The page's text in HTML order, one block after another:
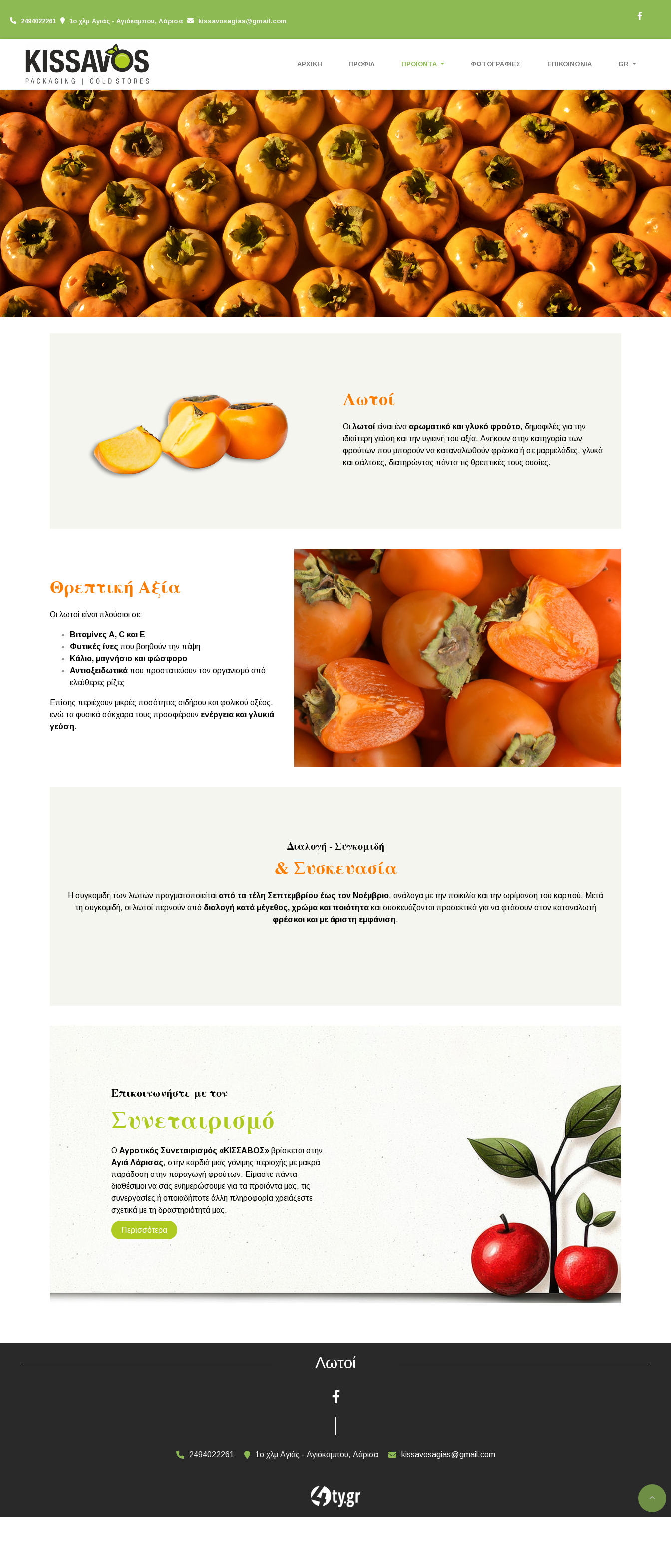
2494022261 1ο χλμ Αγιάς - Αγιόκαμπου, Λάρισα kissavosagias@gmail.com
ΑΡΧΙΚΉ ΠΡΟΦΊΛ ΠΡΟΪΌΝΤΑ ΦΩΤΟΓΡΑΦΊΕΣ ΕΠΙΚΟΙΝΩΝΊΑ GR
Λωτοί
Οι λωτοί είναι ένα αρωματικό και γλυκό φρούτο, δημοφιλές για την
ιδιαίτερη γεύση και την υγιεινή του αξία. Ανήκουν στην κατηγορία των
φρούτων που μπορούν να καταναλωθούν φρέσκα ή σε μαρμελάδες, γλυκά
και σάλτσες, διατηρώντας πάντα τις θρεπτικές τους ουσίες.
Θρεπτική Αξία
Οι λωτοί είναι πλούσιοι σε:
Βιταμίνες A, C και E
Φυτικές ίνες που βοηθούν την πέψη
Κάλιο, μαγνήσιο και φώσφορο
Αντιοξειδωτικά που προστατεύουν τον οργανισμό από
ελεύθερες ρίζες
Επίσης περιέχουν μικρές ποσότητες σιδήρου και φολικού οξέος,
ενώ τα φυσικά σάκχαρα τους προσφέρουν ενέργεια και γλυκιά
γεύση.
Διαλογή - Συγκομιδή
& Συσκευασία
Η συγκομιδή των λωτών πραγματοποιείται από τα τέλη Σεπτεμβρίου έως τον Νοέμβριο, ανάλογα με την ποικιλία και την ωρίμανση του καρπού. Μετά
τη συγκομιδή, οι λωτοί περνούν από διαλογή κατά μέγεθος, χρώμα και ποιότητακαι συσκευάζονται προσεκτικά για να φτάσουν στον καταναλωτή
φρέσκοι και με άριστη εμφάνιση.
Επικοινωνήστε με τον
Συνεταιρισμό
Ο Αγροτικός Συνεταιρισμός «ΚΙΣΣΑΒΟΣ»βρίσκεται στην
Αγιά Λάρισας, στην καρδιά μιας γόνιμης περιοχής με μακρά
παράδοση στην παραγωγή φρούτων. Είμαστε πάντα
διαθέσιμοι να σας ενημερώσουμε για τα προϊόντα μας, τις
συνεργασίες ή οποιαδήποτε άλλη πληροφορία χρειάζεστε
σχετικά με τη δραστηριότητά μας.
Περισσότερα
Λωτοί
2494022261 1ο χλμ Αγιάς - Αγιόκαμπου, Λάρισα kissavosagias@gmail.com